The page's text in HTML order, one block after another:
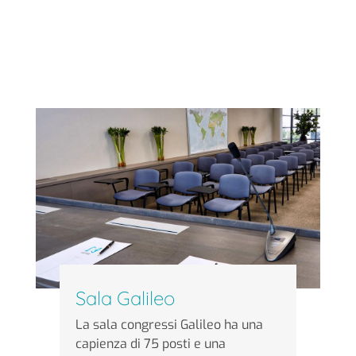
Sala Galileo
La sala congressi Galileo ha una
capienza di 75 posti e una